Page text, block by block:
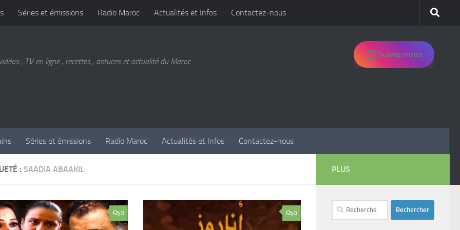
Séries et émissions Radio Maroc Actualités et Infos Contactez-nous
, TV en ligne , recettes , astuces et actualité du Maroc
Suivez-nous
Séries et émissions Radio Maroc Actualités et Infos Contactez-nous
: SAADIA ABAAKIL
0 0
PLUS
Rechercher :